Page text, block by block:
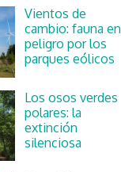
Vientos de
cambio: fauna en
peligro por los
parques eólicos
Los osos verdes
polares: la
extinción
silenciosa